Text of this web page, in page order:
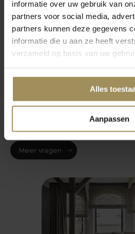
informatie over uw gebruik van
partners voor social media,
partners kunnen deze gegevens
informatie die u aan ze heeft
verzameld op basis van uw
Alles
Aanpassen
Wat is mooi voor aan de
Wat is een wanddecoratie?
Hoe kies je wanddecoratie?
Meer vragen